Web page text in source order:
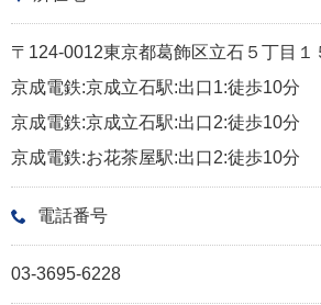
〒124-0012東京都葛飾区立石５丁目１
京成電鉄:京成立石駅:出口1:徒歩10分
京成電鉄:京成立石駅:出口2:徒歩10分
京成電鉄:お花茶屋駅:出口2:徒歩10分
電話番号
03-3695-6228